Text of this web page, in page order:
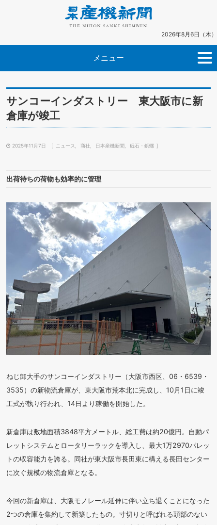
2026年8月6日（木）
メニュー
サンコーインダストリー 東大阪市に新
倉庫が竣工
2025年11月7日 ニュース 商社 日本産機新聞 砥石・鋲螺
出荷待ちの荷物も効率的に管理
ねじ卸大手のサンコーインダストリー（大阪市西区、06・6539・
3535）の新物流倉庫が、東大阪市荒本北に完成し、10月1日に竣
工式が執り行われ、14日より稼働を開始した。
新倉庫は敷地面積3848平方メートル、総工費は約20億円。自動パ
レットシステムとロータリーラックを導入し、最大1万2970パレッ
トの収容能力を誇る。同社が東大阪市長田東に構える長田センター
に次ぐ規模の物流倉庫となる。
今回の新倉庫は、大阪モノレール延伸に伴い立ち退くことになった
2つの倉庫を集約して新築したもの。寸切りと呼ばれる頭部のない